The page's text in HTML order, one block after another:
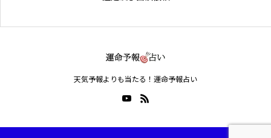
天気予報よりも当たる！運命予報占い